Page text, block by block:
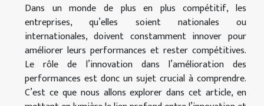
Dans un monde de plus en plus compétitif, les
entreprises, qu’elles soient nationales ou
internationales, doivent constamment innover pour
améliorer leurs performances et rester compétitives.
Le rôle de l’innovation dans l’amélioration des
performances est donc un sujet crucial à comprendre.
C’est ce que nous allons explorer dans cet article, en